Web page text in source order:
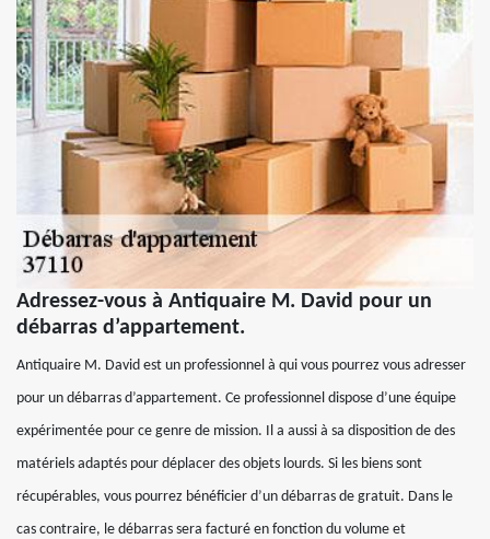
Adressez-vous à Antiquaire M. David pour un
débarras d’appartement.
Antiquaire M. David est un professionnel à qui vous pourrez vous adresser
pour un débarras d’appartement. Ce professionnel dispose d’une équipe
expérimentée pour ce genre de mission. Il a aussi à sa disposition de des
matériels adaptés pour déplacer des objets lourds. Si les biens sont
récupérables, vous pourrez bénéficier d’un débarras de gratuit. Dans le
cas contraire, le débarras sera facturé en fonction du volume et